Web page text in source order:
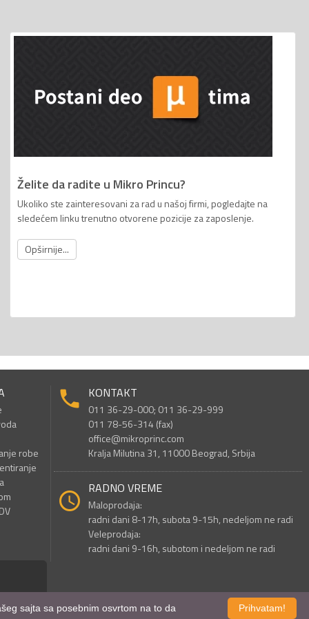
Želite da radite u Mikro Princu?
Ukoliko ste zainteresovani za rad u našoj firmi, pogledajte na
sledećem linku trenutno otvorene pozicije za zaposlenje.
Opširnije...
robe
KONTAKT
011 36-29-000; 011 36-29-999
011 78-56-314 (fax)
office@mikroprinc.com
Kralja Milutina 31, 11000 Beograd, Srbija
RADNO VREME
Maloprodaja:
radni dani 8-17h, subota 9-15h, nedeljom ne radi
Veleprodaja:
radni dani 9-16h, subotom i nedeljom ne radi
Prihvatam!
sajta sa posebnim osvrtom na to da